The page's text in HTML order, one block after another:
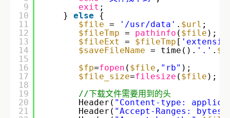
9
10
11
12
13
14
15
16
17
18
19
20
21
exit
} else
{
$file = '/usr/data' . $url ;
$fileTmp = pathinfo ( $file );
$fileExt
= $fileTmp [
$saveFileName = time(). '.' .
$fp=fopen ( $file , "rb" );
$file_size=filesize ( $file );
//下载文件需要用到的头
Header( "Content-type:
Header( "Accept-Ranges: bytes"